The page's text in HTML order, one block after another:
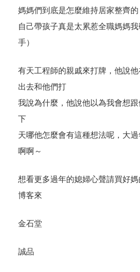
媽媽們到底是怎麼維持居家整齊的
自己帶孩子真是太累惹全職媽媽
手）
有天工程師的親戚來打牌，他說
出去和他們打
我說為什麼，他說他以為我會想
下
天哪他怎麼會有這種想法呢，大
啊啊～
想看更多過年的媳婦心聲請買好
博客來
金石堂
誠品